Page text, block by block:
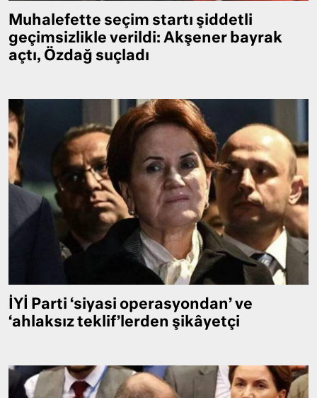
Muhalefette seçim startı şiddetli
geçimsizlikle verildi: Akşener bayrak
açtı, Özdağ suçladı
İYİ Parti ‘siyasi operasyondan’ ve
‘ahlaksız teklif’lerden şikâyetçi